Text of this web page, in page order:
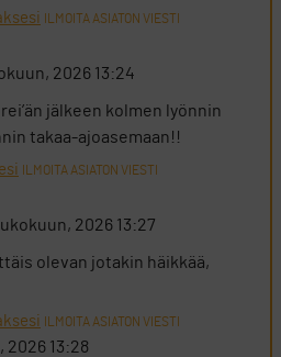
ILMOITA ASIATON VIESTI
2026 13:24
jälkeen kolmen lyönnin
takaa-ajoasemaan!!
ILMOITA ASIATON VIESTI
2026 13:27
olevan jotakin häikkää,
ILMOITA ASIATON VIESTI
13:28